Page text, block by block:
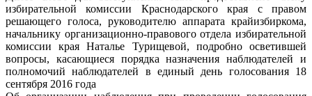
избирательной комиссии Краснодарского края с правом
решающего голоса, руководителю аппарата крайизбиркома,
начальнику организационно-правового отдела избирательной
комиссии края Наталье Турищевой, подробно осветившей
вопросы, касающиеся порядка назначения наблюдателей и
полномочий наблюдателей в единый день голосования 18
сентября 2016 года